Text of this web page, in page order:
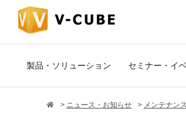
製品・ソリューション セミナー・イ
ニュース・お知らせ メンテナンス